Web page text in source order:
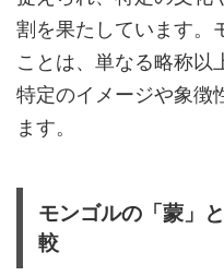
割を果たしています。
ことは、単なる略称以
特定のイメージや象徴
ます。
モンゴルの「蒙」
較